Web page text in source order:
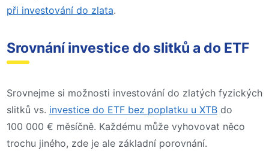
při investování do zlata.
Srovnání investice do slitků a do ETF
Srovnejme si možnosti investování do zlatých fyzických
slitků vs. investice do ETF bez poplatku u XTB do
100 000 € měsíčně. Každému může vyhovovat něco
trochu jiného, zde je ale základní porovnání.